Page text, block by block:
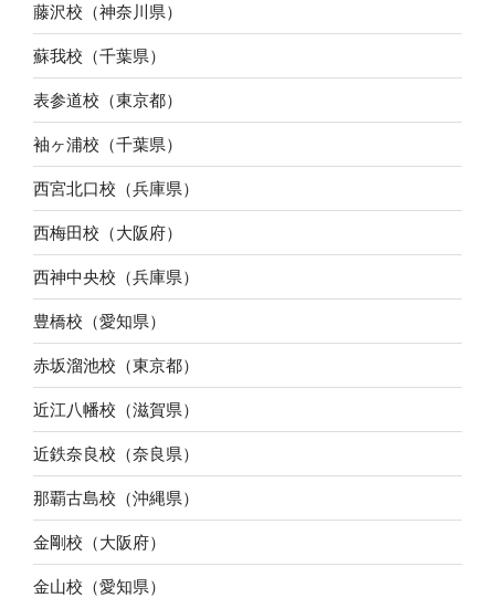
藤沢校（神奈川県）
蘇我校（千葉県）
表参道校（東京都）
袖ヶ浦校（千葉県）
西宮北口校（兵庫県）
西梅田校（大阪府）
西神中央校（兵庫県）
豊橋校（愛知県）
赤坂溜池校（東京都）
近江八幡校（滋賀県）
近鉄奈良校（奈良県）
那覇古島校（沖縄県）
金剛校（大阪府）
金山校（愛知県）